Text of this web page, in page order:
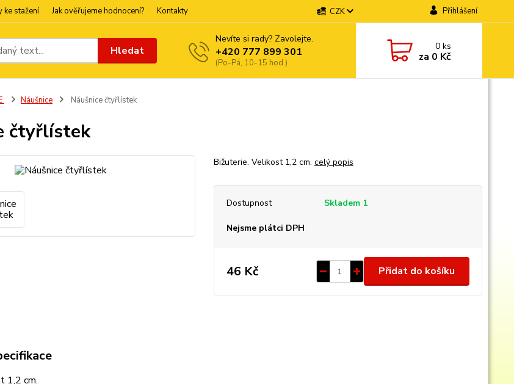
ke stažení Jak ověřujeme hodnocení? Kontakty CZK Přihlášení
Hledat
Nevíte si rady? Zavolejte.
+420 777 899 301
(Po-Pá, 10-15 hod.)
0ks
za 0 Kč
Náušnice Náušnice čtyřlístek
čtyřlístek
Bižuterie. Velikost 1,2 cm. celý popis
Dostupnost Skladem 1
Nejsme plátci DPH
46 Kč Přidat do košíku
1,2 cm.